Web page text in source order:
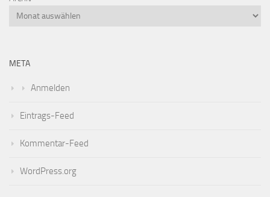
META
Anmelden
Eintrags-Feed
Kommentar-Feed
WordPress.org